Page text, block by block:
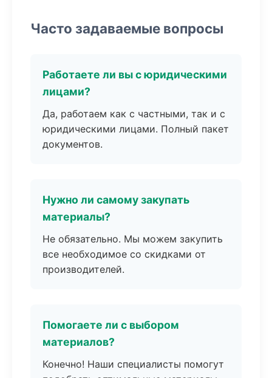
Часто задаваемые вопросы
Работаете ли вы с юридическими
лицами?
Да, работаем как с частными, так и с
юридическими лицами. Полный пакет
документов.
Нужно ли самому закупать
материалы?
Не обязательно. Мы можем закупить
все необходимое со скидками от
производителей.
Помогаете ли с выбором
материалов?
Конечно! Наши специалисты помогут